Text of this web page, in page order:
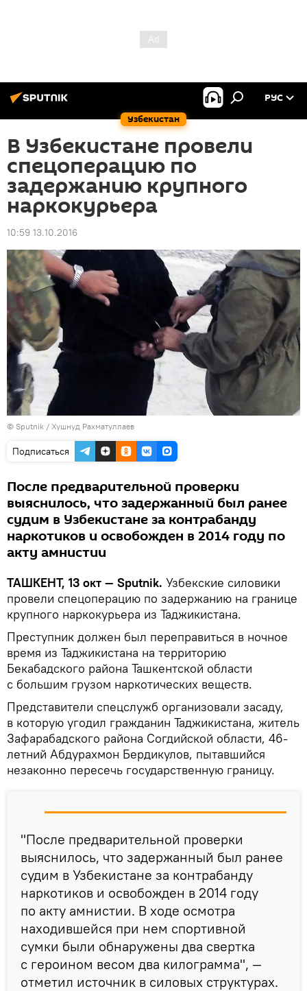
Узбекистан
РУС
В Узбекистане провели
спецоперацию по
задержанию крупного
наркокурьера
10:59 13.10.2016
© Sputnik / Хушнуд Рахматуллаев
Подписаться
После предварительной проверки
выяснилось, что задержанный был ранее
судим в Узбекистане за контрабанду
наркотиков и освобожден в 2014 году по
акту амнистии
ТАШКЕНТ, 13 окт — Sputnik. Узбекские силовики
провели спецоперацию по задержанию на границе
крупного наркокурьера из Таджикистана.
Преступник должен был переправиться в ночное
время из Таджикистана на территорию
Бекабадского района Ташкентской области
с большим грузом наркотических веществ.
Представители спецслужб организовали засаду,
в которую угодил гражданин Таджикистана, житель
Зафарабадского района Согдийской области, 46-
летний Абдурахмон Бердикулов, пытавшийся
незаконно пересечь государственную границу.
"После предварительной проверки
выяснилось, что задержанный был ранее
судим в Узбекистане за контрабанду
наркотиков и освобожден в 2014 году
по акту амнистии. В ходе осмотра
находившейся при нем спортивной
сумки были обнаружены два свертка
с героином весом два килограмма", —
отметил источник в силовых структурах.